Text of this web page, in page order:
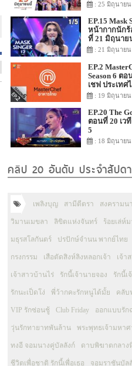
: 25 มิถุนาย
EP.15 Mask
หน้ากากนักร้
ที่ 21 มิถุนาย
: 21 มิถุนาย
EP.2
Season 6 ต
เชฟ ประเท
: 19 มิถุนาย
EP.20 The
ตอนที่ 20 เว
5
: 18 มิถุนาย
คลิป 20 อันดับ ประจำสัปด
เพลิงบุญ สามีตีตรา สงครามน
วิมานเมขลา ลิขิตแห่งจันทร์ ร้อยเล่ห์
มธุรสโลกันตร์ ปรปักษ์จำนน พากย์ไทย
กรงกรรม เสือตัดสิงห์ลิงหลอกเจ้า เจ้า
เจ้าสาวบ้านไร่ รักนี้เจ้านายจอง รักนี้เ
รักนะเป็ดโง่ พี่ว้ากคะรักหนูได้มั้ย คลับ
VIP รักซ่อนชู้ Club Friday ออกแบบรัก
วุ่นรักทายาทพันล้าน พระพุทธเจ้ามหา
ทงอี จอมนางคู่บัลลังก์ ดาบพิฆาตกลาง
ชีวิตเพื่อชาติ รักนี้เพื่อเธอ จอมราชันบัล